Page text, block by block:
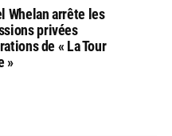
Whelan arrête les
privées
de « La Tour
»